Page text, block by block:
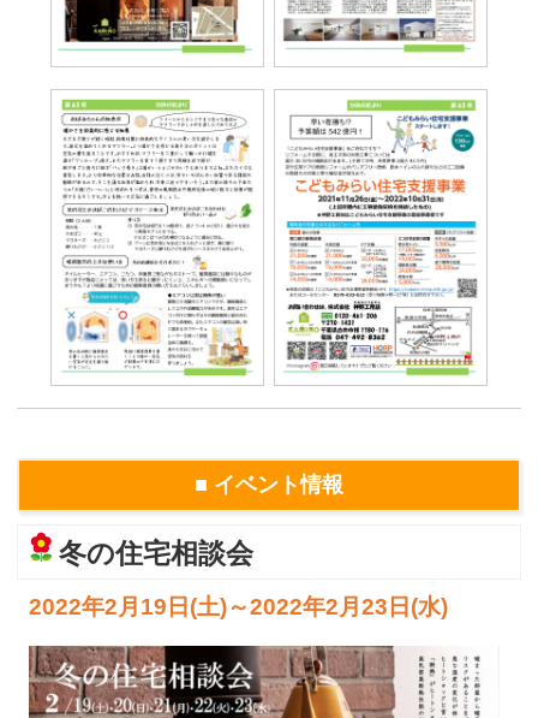
■ イベント情報
冬の住宅相談会
2022年2月19日(土)～2022年2月23日(水)